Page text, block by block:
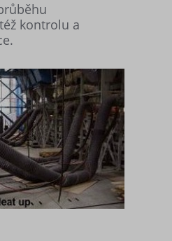
kontrolu a